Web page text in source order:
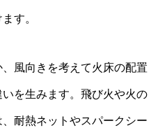
す。
風向きを考えて火床の配置
を生みます。飛び火や火の
耐熱ネットやスパークシー